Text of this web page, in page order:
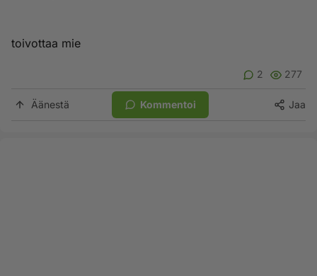
toivottaa mie
2 277
Äänestä Kommentoi Jaa